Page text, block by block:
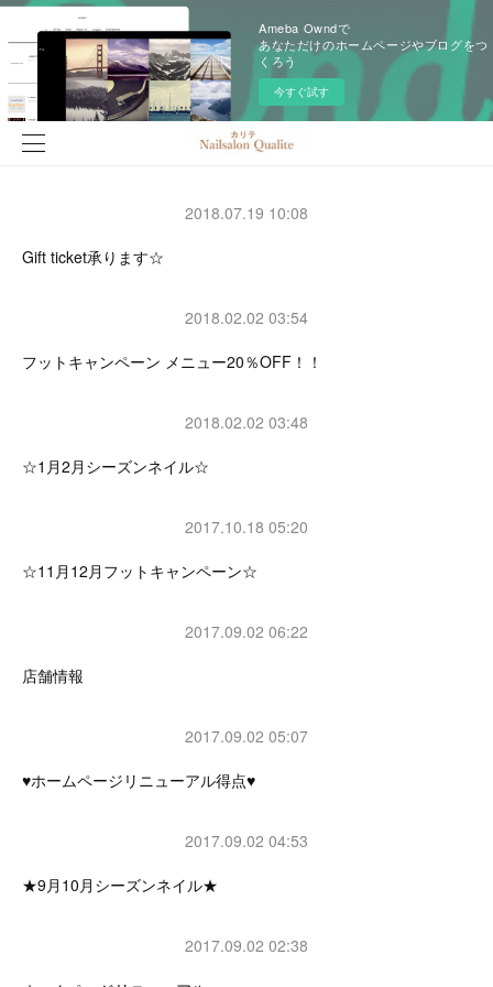
Ameba Owndで
あなただけのホームページやブログをつ
くろう
今すぐ試す
2018.07.19 10:08
Gift ticket承ります☆
2018.02.02 03:54
フットキャンペーン メニュー20％OFF！！
2018.02.02 03:48
☆1月2月シーズンネイル☆
2017.10.18 05:20
☆11月12月フットキャンペーン☆
2017.09.02 06:22
店舗情報
2017.09.02 05:07
♥ホームページリニューアル得点♥
2017.09.02 04:53
★9月10月シーズンネイル★
2017.09.02 02:38